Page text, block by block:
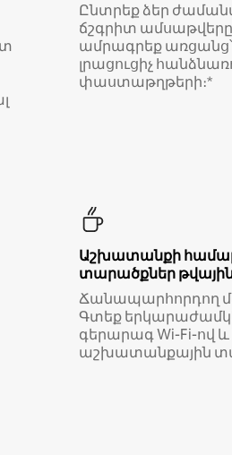
Ընտրեք ձեր
ճշգրիտ
ամրագրեք
լրացուցիչ
փաստաթղթերի։*
Աշխատանքի
տարածքներ
Ճանապարհորդող
Գտեք
գերարագ Wi-Fi-ով
աշխատանքային